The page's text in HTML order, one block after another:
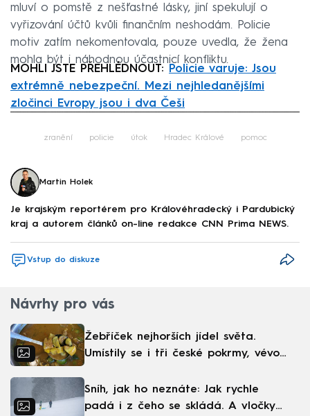
mluví o pomstě z nešťastné lásky, jiní spekulují o
vyřizování účtů kvůli finančním neshodám. Policie
motiv zatím nekomentovala, pouze uvedla, že žena
mohla být i náhodnou účastnicí konfliktu.
MOHLI JSTE PŘEHLÉDNOUT:
Policie varuje: Jsou
extrémně nebezpeční. Mezi nejhledanějšími
zločinci Evropy jsou i dva Češi
zranění policie útok Hradec Králové pomoc
Martin Holek
Je krajským reportérem pro Královéhradecký i Pardubický
kraj a autorem článků on-line redakce CNN Prima NEWS.
Vstup do diskuze
Návrhy pro vás
Žebříček nejhorších jídel světa.
Umístily se i tři české pokrmy, vévodí
Sníh, jak ho neznáte: Jak rychle
padá i z čeho se skládá. A vločky